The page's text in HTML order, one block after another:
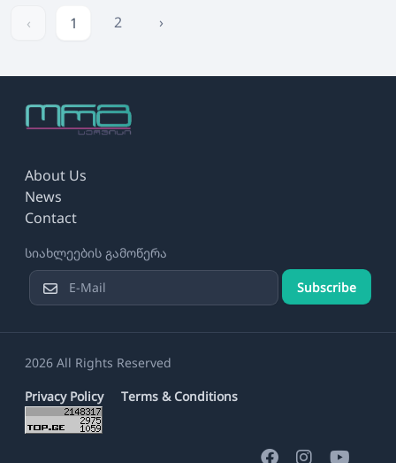
‹ 1 2 ›
About Us
News
Contact
სიახლეების გამოწერა
Subscribe
2026 All Rights Reserved
Privacy Policy
Terms & Conditions